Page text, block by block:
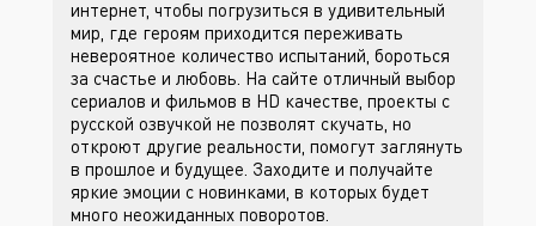
интернет, чтобы погрузиться в удивительный
мир, где героям приходится переживать
невероятное количество испытаний, бороться
за счастье и любовь. На сайте отличный выбор
сериалов и фильмов в HD качестве, проекты с
русской озвучкой не позволят скучать, но
откроют другие реальности, помогут заглянуть
в прошлое и будущее. Заходите и получайте
яркие эмоции с новинками, в которых будет
много неожиданных поворотов.